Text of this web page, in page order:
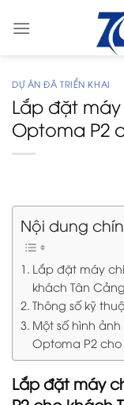
DỰ ÁN ĐÃ TRIỂN KHAI
Lắp đặt
Optoma P2
Nội dung
Lắp đặt máy
khách Tân Cảng
Thông số kỹ
Một số hình
Optoma P2
Lắp đặt máy